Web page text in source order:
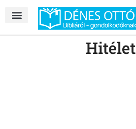
Hitélet